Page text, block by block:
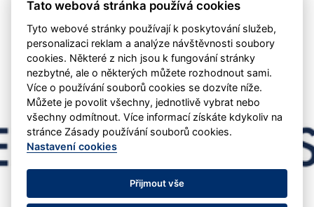
Štrublíka u našeho áčka Domníváme se, že pouhé
Tato webová stránka používá cookies
Tyto webové stránky používají k poskytování služeb,
personalizaci reklam a analýze návštěvnosti soubory
cookies. Některé z nich jsou k fungování stránky
nezbytné, ale o některých můžete rozhodnout sami.
Více o používání souborů cookies se dozvíte níže.
Můžete je povolit všechny, jednotlivě vybrat nebo
všechny odmítnout. Více informací získáte kdykoliv na
stránce Zásady používání souborů cookies.
Nastavení cookies
Přijmout vše